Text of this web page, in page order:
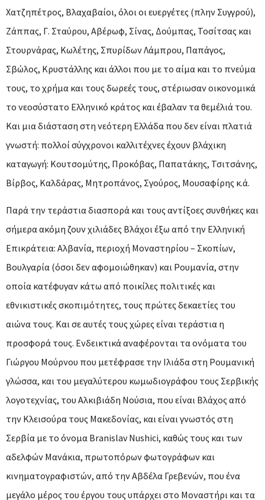
Χατζηπέτρος, Βλαχαβαίοι, όλοι οι ευεργέτες (πλην Συγγρού),
Ζάππας, Γ. Σταύρου, Αβέρωφ, Σίνας, Δούμπας, Τοσίτσας και
Στουρνάρας, Κωλέτης, Σπυρίδων Λάμπρου, Παπάγος,
Σβώλος, Κρυστάλλης και άλλοι που με το αίμα και το πνεύμα
τους, το χρήμα και τους δωρεές τους, στέριωσαν οικονομικά
το νεοσύστατο Ελληνικό κράτος και έβαλαν τα θεμέλιά του.
Και μια διάσταση στη νεότερη Ελλάδα που δεν είναι πλατιά
γνωστή: πολλοί σύγχρονοι καλλιτέχνες έχουν βλάχικη
καταγωγή: Κουτσομύτης, Προκόβας, Παπατάκης, Τσιτσάνης,
Βίρβος, Καλδάρας, Μητροπάνος, Σγούρος, Μουσαφίρης κ.ά.
Παρά την τεράστια διασπορά και τους αντίξοες συνθήκες και
σήμερα ακόμη ζουν χιλιάδες Βλάχοι έξω από την Ελληνική
Επικράτεια: Αλβανία, περιοχή Μοναστηρίου – Σκοπίων,
Βουλγαρία (όσοι δεν αφομοιώθηκαν) και Ρουμανία, στην
οποία κατέφυγαν κάτω από ποικίλες πολιτικές και
εθνικιστικές σκοπιμότητες, τους πρώτες δεκαετίες του
αιώνα τους. Και σε αυτές τους χώρες είναι τεράστια η
προσφορά τους. Ενδεικτικά αναφέρονται τα ονόματα του
Γιώργου Μούρνου που μετέφρασε την Ιλιάδα στη Ρουμανική
γλώσσα, και του μεγαλύτερου κωμωδιογράφου τους Σερβικής
λογοτεχνίας, του Αλκιβιάδη Νούσια, που είναι Βλάχος από
την Κλεισούρα τους Μακεδονίας, και είναι γνωστός στη
Σερβία με το όνομα Βranislav Nushici, καθώς τους και των
αδελφών Μανάκια, πρωτοπόρων φωτογράφων και
κινηματογραφιστών, από την Αβδέλα Γρεβενών, που ένα
μεγάλο μέρος του έργου τους υπάρχει στο Μοναστήρι και τα